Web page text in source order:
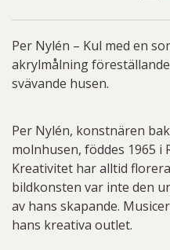
Per Nylén – Kul med en
akrylmålning
svävande husen.
Per Nylén, konstnären
molnhusen, föddes 1965
Kreativitet har alltid
bildkonsten var inte den
av hans skapande.
hans kreativa outlet.